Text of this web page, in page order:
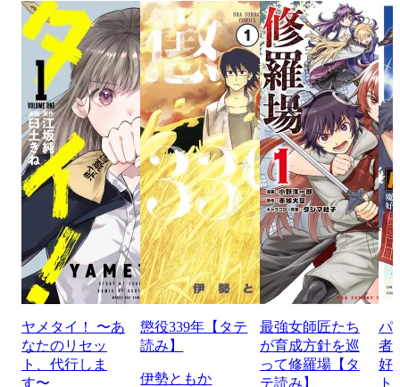
ヤメタイ！ 〜あ
なたのリセッ
ト、代行しま
す〜
懲役339年【タテ
読み】
伊勢ともか
最強女師匠たち
が育成方針を巡
って修羅場【タ
テ読み】
パ
者
好
ト